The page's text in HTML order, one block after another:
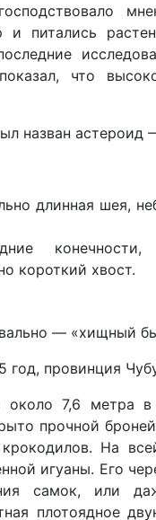
и питались
что
назван
длинная шея,
короткий хвост.
— «хищный
год, провинция
около 7,6
прочной
На
игуаны. Его
самок, или
плотоядное